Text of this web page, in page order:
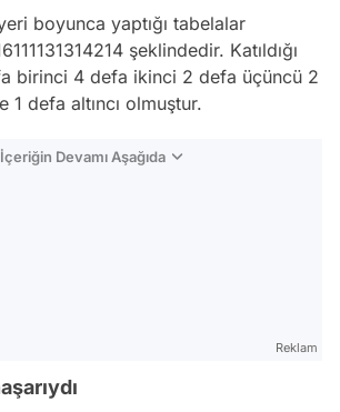
boyunca yaptığı tabelalar
şeklindedir. Katıldığı
birinci 4 defa ikinci 2 defa üçüncü 2
defa altıncı olmuştur.
İçeriğin Devamı Aşağıda
Reklam